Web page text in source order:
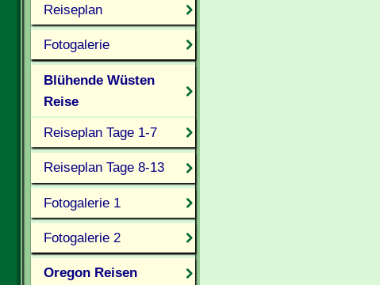
Reiseplan
Fotogalerie
Blühende Wüsten
Reise
Reiseplan Tage 1-7
Reiseplan Tage 8-13
Fotogalerie 1
Fotogalerie 2
Oregon Reisen